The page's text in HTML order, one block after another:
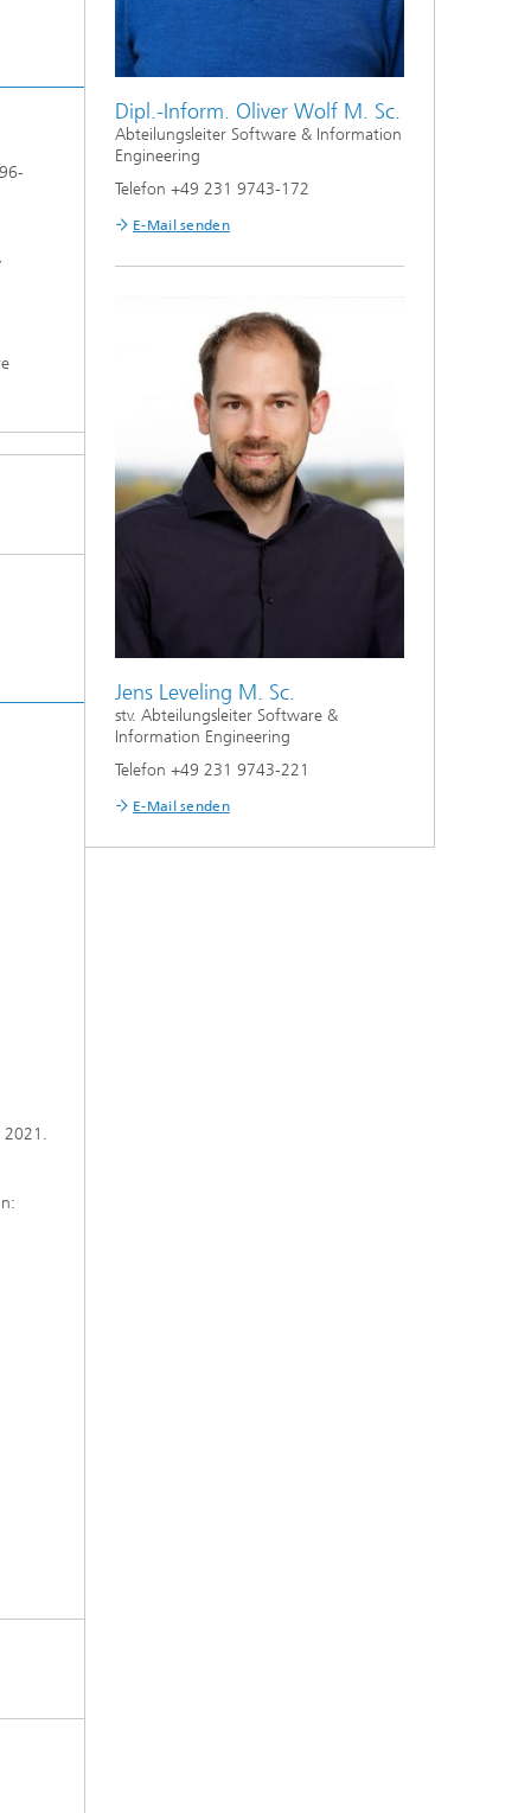
2021.
Dipl.-Inform. Oliver Wolf M. Sc.
Abteilungsleiter Software & Information
Engineering
Telefon +49 231 9743-172
E-Mail senden
Jens Leveling M. Sc.
stv. Abteilungsleiter Software &
Information Engineering
Telefon +49 231 9743-221
E-Mail senden